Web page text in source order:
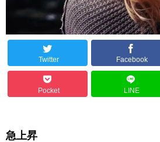
Twitter Facebook
Pocket LINE
急上昇